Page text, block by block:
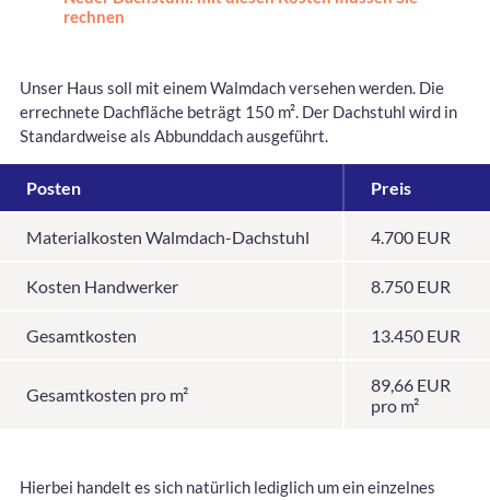
rechnen
Unser Haus soll mit einem Walmdach versehen werden. Die
errechnete Dachfläche beträgt 150 m². Der Dachstuhl wird in
Standardweise als Abbunddach ausgeführt.
Posten Preis
Materialkosten Walmdach-Dachstuhl 4.700 EUR
Kosten Handwerker 8.750 EUR
Gesamtkosten 13.450 EUR
Gesamtkosten pro m²
89,66 EUR
pro m²
Hierbei handelt es sich natürlich lediglich um ein einzelnes